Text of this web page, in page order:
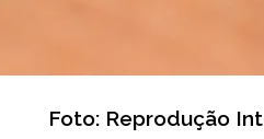
Foto: Reprodução